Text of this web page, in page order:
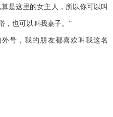
这里的女主人，所以你可以叫
，也可以叫我桌子。”
号，我的朋友都喜欢叫我这名